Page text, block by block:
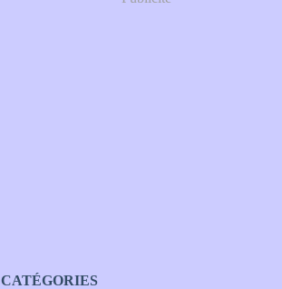
CATÉGORIES